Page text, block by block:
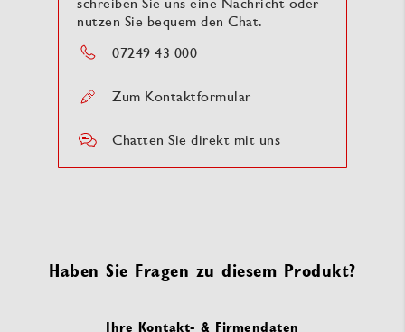
nutzen Sie bequem den Chat.
07249 43 000
Zum Kontaktformular
Chatten Sie direkt mit uns
Haben Sie Fragen zu diesem Produkt?
Ihre Kontakt- & Firmendaten